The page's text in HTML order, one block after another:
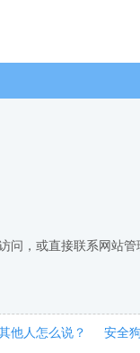
问，或直接联系网站管
他人怎么说？ 安全